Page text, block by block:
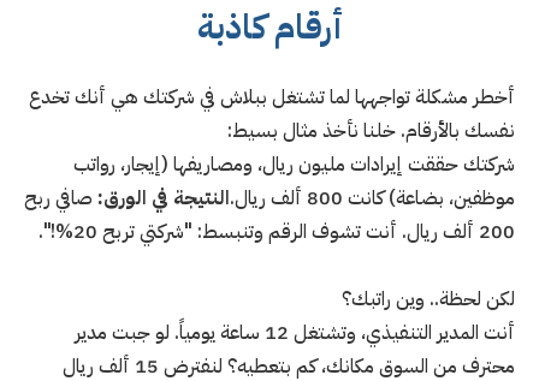
أرقام كاذبة
أخطر مشكلة تواجهها لما تشتغل ببلاش في شركتك هي أنك تخدع
نفسك بالأرقام. خلنا نأخذ مثال بسيط:
شركتك حققت إيرادات مليون ريال، ومصاريفها (إيجار، رواتب
موظفين، بضاعة) كانت 800 ألف ريال.
النتيجة في الورق: صافي ربح
200 ألف ريال. أنت تشوف الرقم وتنبسط: "شركتي تربح 20%!".
لكن لحظة.. وين راتبك؟
أنت المدير التنفيذي، وتشتغل 12 ساعة يومياً. لو جبت مدير
محترف من السوق مكانك، كم بتعطيه؟ لنفترض 15 ألف ريال